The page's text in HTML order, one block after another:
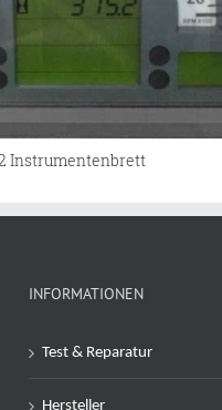
INFORMATIONEN
Test & Reparatur
Hersteller